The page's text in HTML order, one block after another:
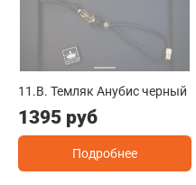
11.B. Темляк Анубис черный
1395 руб
Подробнее